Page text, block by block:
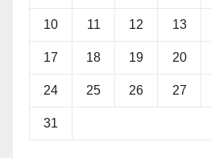
10 11 12 13
17 18 19 20
24 25 26 27
31